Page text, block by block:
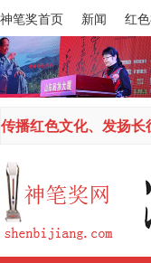
神笔奖首页 新闻 红
传播红色文化、发扬长